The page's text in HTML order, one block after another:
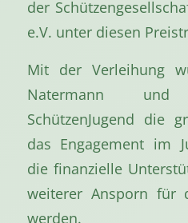
der
e.V. unter diesen
Mit der Verleihung
Natermann
SchützenJugend die
das Engagement im
die finanzielle
weiterer Ansporn für
werden.